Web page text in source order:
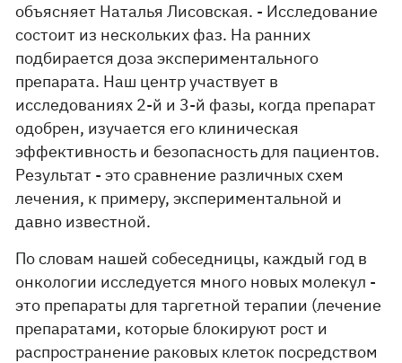
объясняет Наталья Лисовская. - Исследование
состоит из нескольких фаз. На ранних
подбирается доза экспериментального
препарата. Наш центр участвует в
исследованиях 2-й и 3-й фазы, когда препарат
одобрен, изучается его клиническая
эффективность и безопасность для пациентов.
Результат - это сравнение различных схем
лечения, к примеру, экспериментальной и
давно известной.
По словам нашей собеседницы, каждый год в
онкологии исследуется много новых молекул -
это препараты для таргетной терапии (лечение
препаратами, которые блокируют рост и
распространение раковых клеток посредством